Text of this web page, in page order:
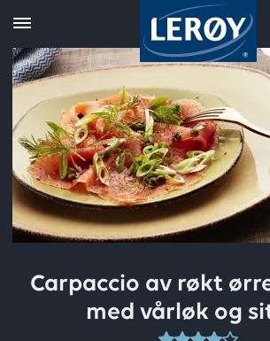
Carpaccio av røkt
med vårløk og